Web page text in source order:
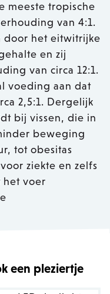
meeste tropische
van 4:1.
door het eitwitrijke
en zij
van circa 12:1.
voeding aan dat
2,5:1. Dergelijk
bij vissen, die in
beweging
tot obesitas
ziekte en zelfs
het voer
een pleziertje